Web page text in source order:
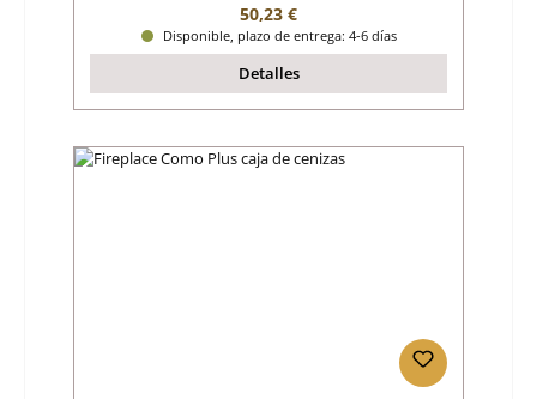
Precio normal:
50,23 €
Disponible, plazo de entrega: 4-6 días
Detalles